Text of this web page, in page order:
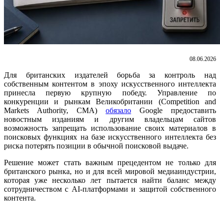
08.06.2026
Для британских издателей борьба за контроль над
собственным контентом в эпоху искусственного интеллекта
принесла первую крупную победу. Управление по
конкуренции и рынкам Великобритании (Competition and
Markets Authority, CMA) обязало Google предоставить
новостным изданиям и другим владельцам сайтов
возможность запрещать использование своих материалов в
поисковых функциях на базе искусственного интеллекта без
риска потерять позиции в обычной поисковой выдаче.
Решение может стать важным прецедентом не только для
британского рынка, но и для всей мировой медиаиндустрии,
которая уже несколько лет пытается найти баланс между
сотрудничеством с AI-платформами и защитой собственного
контента.